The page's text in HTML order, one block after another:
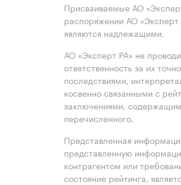
Присваиваемые АО
распоряжении АО
являются надлежащими.
АО «Эксперт РА» не
ответственность за их
последствиями,
косвенно связанными с
заключениями,
перечисленного.
Представленная
представленную
контрагентом или
состояние рейтинга,